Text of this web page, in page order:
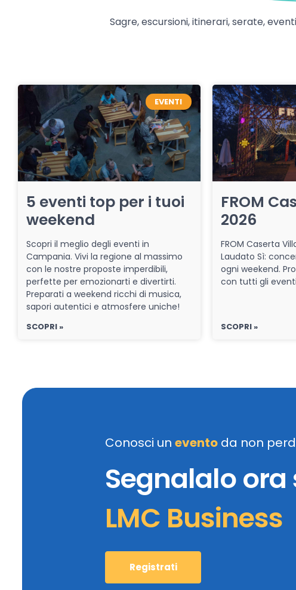
Sagre, escursioni, itinerari, serate,
EVENTI
5 eventi top per i tuoi
weekend
Scopri il meglio degli eventi in
Campania. Vivi la regione al massimo
con le nostre proposte imperdibili,
perfette per emozionarti e divertirti.
Preparati a weekend ricchi di musica,
sapori autentici e atmosfere uniche!
SCOPRI »
FROM
2026
FROM Caserta
Laudato Sì:
ogni weekend.
con tutti gli
SCOPRI »
Conosci un evento da non
Segnalalo ora
LMC Business
Registrati